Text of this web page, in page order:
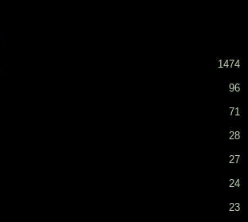
1474
96
71
28
27
24
23